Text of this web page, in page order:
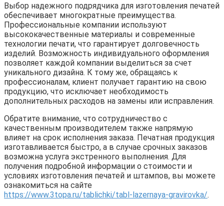
Выбор надежного подрядчика для изготовления печатей
обеспечивает многократные преимущества.
Профессиональные компании используют
высококачественные материалы и современные
технологии печати, что гарантирует долговечность
изделий. Возможность индивидуального оформления
позволяет каждой компании выделиться за счет
уникального дизайна. К тому же, обращаясь к
профессионалам, клиент получает гарантию на свою
продукцию, что исключает необходимость
дополнительных расходов на замены или исправления.
Обратите внимание, что сотрудничество с
качественным производителем также напрямую
влияет на срок исполнения заказа. Печатная продукция
изготавливается быстро, а в случае срочных заказов
возможна услуга экстренного выполнения. Для
получения подробной информации о стоимости и
условиях изготовления печатей и штампов, вы можете
ознакомиться на сайте
https://www.3topa.ru/tablichki/tabl-lazernaya-gravirovka/.